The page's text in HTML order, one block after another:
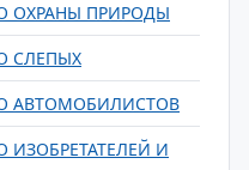
ОХРАНЫ ПРИРОДЫ
СЛЕПЫХ
АВТОМОБИЛИСТОВ
И